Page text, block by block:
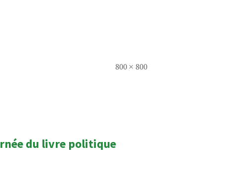
Taille
800 × 800
du livre politique